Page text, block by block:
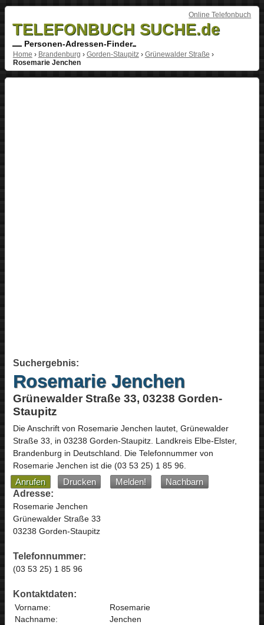
Online Telefonbuch
TELEFONBUCH SUCHE.de
Personen-Adressen-Finder
Home › Brandenburg › Gorden-Staupitz› Grünewalder Straße ›
Rosemarie Jenchen
Suchergebnis:
Rosemarie Jenchen
Grünewalder Straße 33, 03238 Gorden-
Staupitz
Die Anschrift von Rosemarie Jenchen lautet, Grünewalder
Straße 33, in 03238 Gorden-Staupitz. Landkreis Elbe-Elster,
Brandenburg in Deutschland. Die Telefonnummer von
Rosemarie Jenchen ist die (03 53 25) 1 85 96.
Anrufen Drucken Melden!
Nachbarn
Adresse:
Rosemarie Jenchen
Grünewalder Straße 33
03238 Gorden-Staupitz
Telefonnummer:
(03 53 25) 1 85 96
Kontaktdaten:
Vorname:
Rosemarie
Nachname:
Jenchen